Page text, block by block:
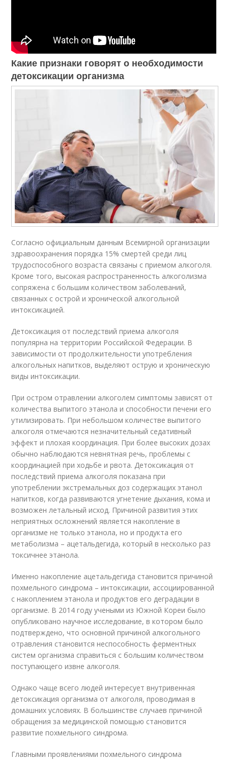
Какие признаки говорят о необходимости
детоксикации организма
Согласно официальным данным Всемирной организации
здравоохранения порядка 15% смертей среди лиц
трудоспособного возраста связаны с приемом алкоголя.
Кроме того, высокая распространенность алкоголизма
сопряжена с большим количеством заболеваний,
связанных с острой и хронической алкогольной
интоксикацией.
Детоксикация от последствий приема алкоголя
популярна на территории Российской Федерации. В
зависимости от продолжительности употребления
алкогольных напитков, выделяют острую и хроническую
виды интоксикации.
При остром отравлении алкоголем симптомы зависят от
количества выпитого этанола и способности печени его
утилизировать. При небольшом количестве выпитого
алкоголя отмечаются незначительный седативный
эффект и плохая координация. При более высоких дозах
обычно наблюдаются невнятная речь, проблемы с
координацией при ходьбе и рвота. Детоксикация от
последствий приема алкоголя показана при
употреблении экстремальных доз содержащих этанол
напитков, когда развиваются угнетение дыхания, кома и
возможен летальный исход. Причиной развития этих
неприятных осложнений является накопление в
организме не только этанола, но и продукта его
метаболизма – ацетальдегида, который в несколько раз
токсичнее этанола.
Именно накопление ацетальдегида становится причиной
похмельного синдрома – интоксикации, ассоциированной
с накоплением этанола и продуктов его деградации в
организме. В 2014 году учеными из Южной Кореи было
опубликовано научное исследование, в котором было
подтверждено, что основной причиной алкогольного
отравления становится неспособность ферментных
систем организма справиться с большим количеством
поступающего извне алкоголя.
Однако чаще всего людей интересует внутривенная
детоксикация организма от алкоголя, проводимая в
домашних условиях. В большинстве случаев причиной
обращения за медицинской помощью становится
развитие похмельного синдрома.
Главными проявлениями похмельного синдрома